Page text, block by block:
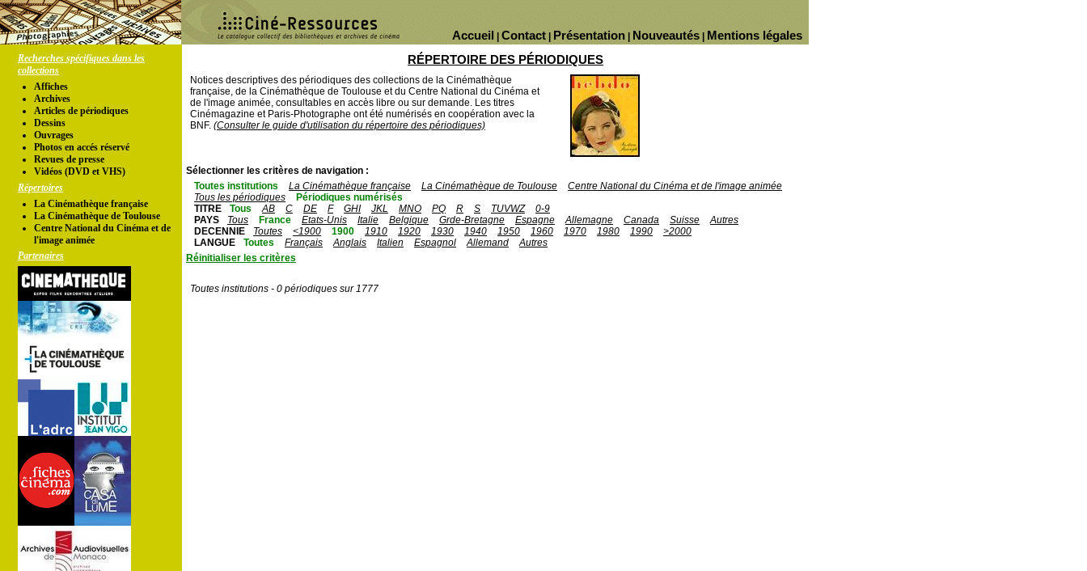
Mentions légales
Nouveautés
Présentation
Contact
Accueil
Recherches spécifiques dans les
collections
Affiches
Archives
Articles de périodiques
Dessins
Ouvrages
Photos en accés réservé
Revues de presse
Vidéos (DVD et VHS)
Répertoires
La Cinémathèque française
La Cinémathèque de Toulouse
Centre National du Cinéma et de
l'image animée
Partenaires
RÉPERTOIRE DES PÉRIODIQUES
Notices descriptives des périodiques des collections de la Cinémathèque
française, de la Cinémathèque de Toulouse et du Centre National du Cinéma et
de l'image animée, consultables en accès libre ou sur demande. Les titres
Cinémagazine et Paris-Photographe ont été numérisés en coopération avec la
BNF. (Consulter le guide d'utilisation du répertoire des périodiques)
Sélectionner les critères de navigation :
Toutes institutions
La Cinémathèque française La Cinémathèque de Toulouse
Centre National du Cinéma et de l'image animée
Tous les périodiques
Périodiques numérisés
TITRE
Tous AB C DE F GHI JKL MNO PQ R S TUVWZ
0-9
PAYS
Tous France Etats-Unis Italie Belgique Grde-Bretagne Espagne Allemagne Canada Suisse
Autres
DECENNIE
Toutes <1900 1900 1910 1920 1930 1940 1950 1960 1970 1980 1990
>2000
LANGUE
Toutes Français Anglais Italien Espagnol Allemand
Autres
Réinitialiser les critères
Toutes institutions - 0 périodiques sur 1777